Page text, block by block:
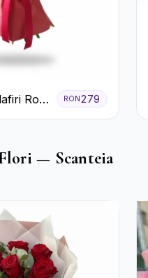
Roșii
RON 279
— Scanteia